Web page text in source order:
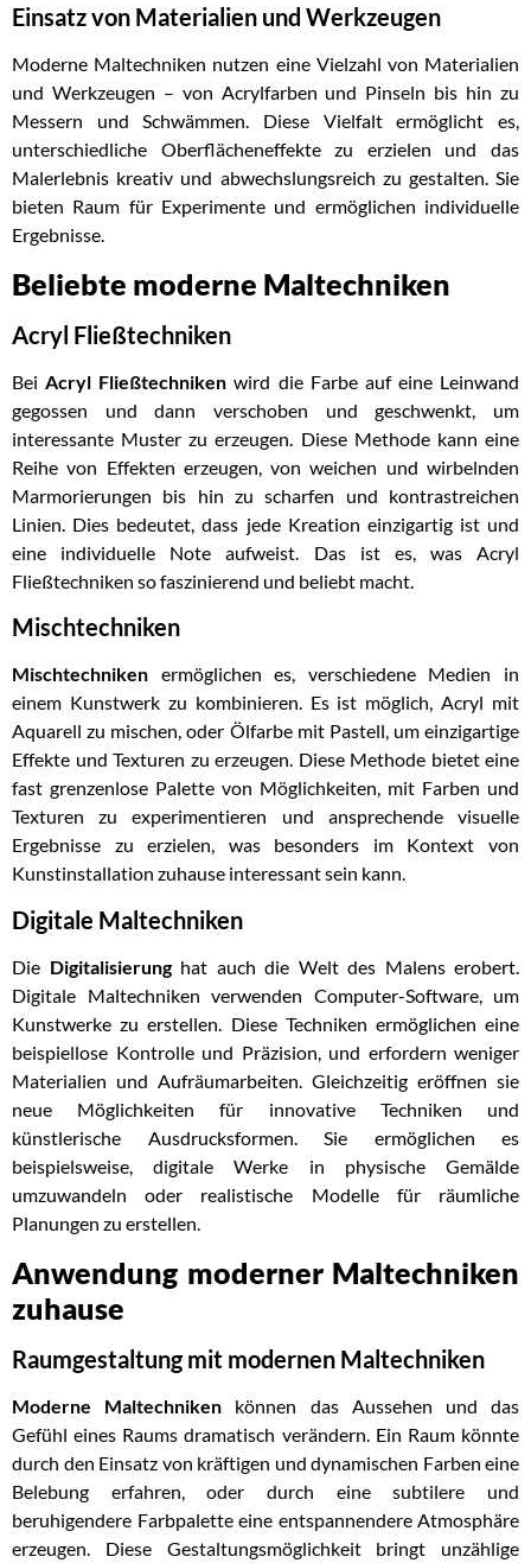
Einsatz von Materialien und Werkzeugen
Moderne Maltechniken nutzen eine Vielzahl von Materialien
und Werkzeugen – von Acrylfarben und Pinseln bis hin zu
Messern und Schwämmen. Diese Vielfalt ermöglicht es,
unterschiedliche Oberflächeneffekte zu erzielen und das
Malerlebnis kreativ und abwechslungsreich zu gestalten. Sie
bieten Raum für Experimente und ermöglichen individuelle
Ergebnisse.
Beliebte moderne Maltechniken
Acryl Fließtechniken
BeiAcryl Fließtechniken wird die Farbe auf eine Leinwand
gegossen und dann verschoben und geschwenkt, um
interessante Muster zu erzeugen. Diese Methode kann eine
Reihe von Effekten erzeugen, von weichen und wirbelnden
Marmorierungen bis hin zu scharfen und kontrastreichen
Linien. Dies bedeutet, dass jede Kreation einzigartig ist und
eine individuelle Note aufweist. Das ist es, was Acryl
Fließtechniken so faszinierend und beliebt macht.
Mischtechniken
Mischtechniken ermöglichen es, verschiedene Medien in
einem Kunstwerk zu kombinieren. Es ist möglich, Acryl mit
Aquarell zu mischen, oder Ölfarbe mit Pastell, um einzigartige
Effekte und Texturen zu erzeugen. Diese Methode bietet eine
fast grenzenlose Palette von Möglichkeiten, mit Farben und
Texturen zu experimentieren und ansprechende visuelle
Ergebnisse zu erzielen, was besonders im Kontext von
Kunstinstallation zuhause interessant sein kann.
Digitale Maltechniken
Die Digitalisierung hat auch die Welt des Malens erobert.
Digitale Maltechniken verwenden Computer-Software, um
Kunstwerke zu erstellen. Diese Techniken ermöglichen eine
beispiellose Kontrolle und Präzision, und erfordern weniger
Materialien und Aufräumarbeiten. Gleichzeitig eröffnen sie
neue Möglichkeiten für innovative Techniken und
künstlerische Ausdrucksformen. Sie ermöglichen es
beispielsweise, digitale Werke in physische Gemälde
umzuwandeln oder realistische Modelle für räumliche
Planungen zu erstellen.
Anwendung moderner Maltechniken
zuhause
Raumgestaltung mit modernen Maltechniken
Moderne Maltechniken können das Aussehen und das
Gefühl eines Raums dramatisch verändern. Ein Raum könnte
durch den Einsatz von kräftigen und dynamischen Farben eine
Belebung erfahren, oder durch eine subtilere und
beruhigendere Farbpalette eine entspannendere Atmosphäre
erzeugen. Diese Gestaltungsmöglichkeit bringt unzählige